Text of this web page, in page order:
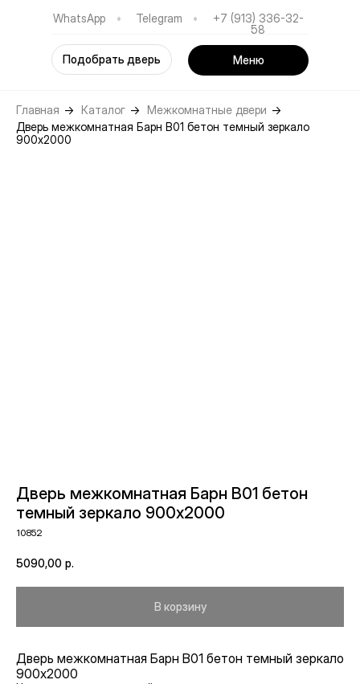
WhatsApp •
Telegram
•
+7 (913) 336-32-
58
Подобрать дверь Меню
Главная → Каталог → Межкомнатные двери →
Дверь межкомнатная Барн B01 бетон темный зеркало
900х2000
Дверь межкомнатная Барн B01 бетон
темный зеркало 900х2000
10852
5090,00 р.
В корзину
Дверь межкомнатная Барн B01 бетон темный зеркало
900х2000